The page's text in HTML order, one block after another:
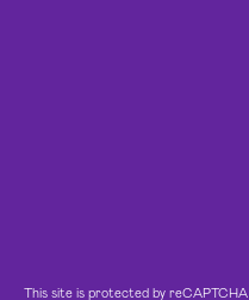
This site is protected by reCAPTCHA